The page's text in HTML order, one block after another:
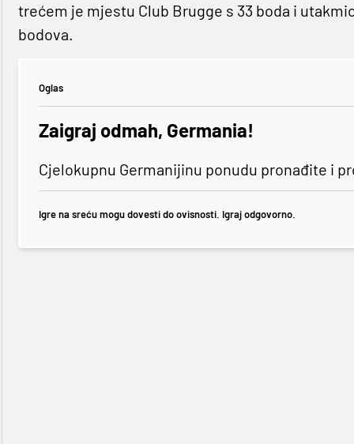
trećem je mjestu Club Brugge s 33 boda i
bodova.
Oglas
Zaigraj odmah, Germania!
Cjelokupnu Germanijinu ponudu pronađite i
Igre na sreću mogu dovesti do ovisnosti. Igraj odgovorno.